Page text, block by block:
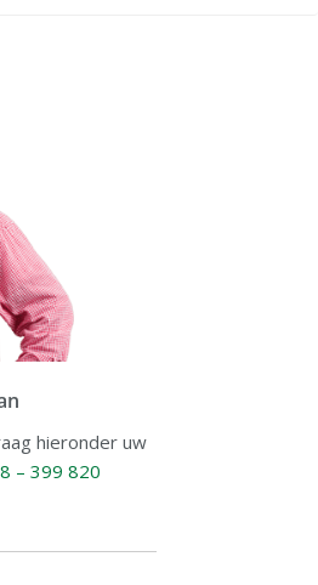
hieronder uw
– 399 820